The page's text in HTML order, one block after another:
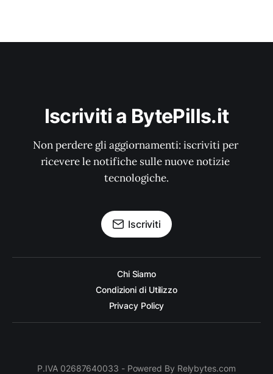
Iscriviti a BytePills.it
Non perdere gli aggiornamenti: iscriviti per
ricevere le notifiche sulle nuove notizie
tecnologiche.
Iscriviti
Chi Siamo
Condizioni di Utilizzo
Privacy Policy
P.IVA 02687640033 - Powered By Relybytes.com